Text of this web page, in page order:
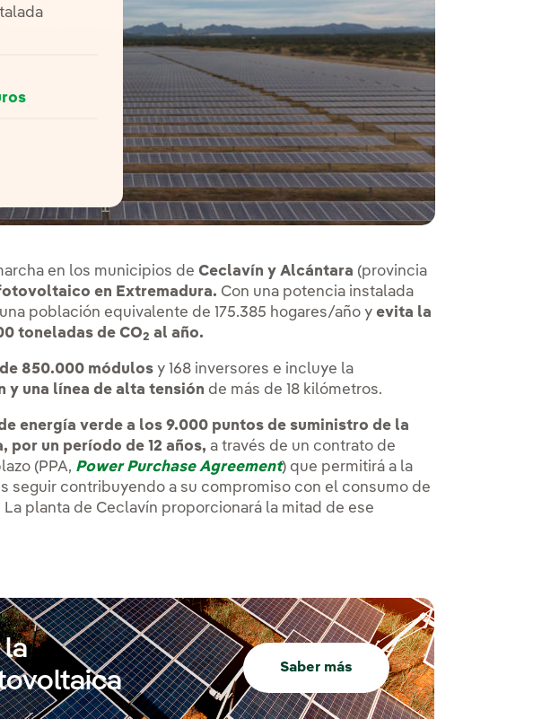
de energía
en los municipios de Ceclavín y Alcántara (provincia
en Extremadura. Con una potencia instalada
población equivalente de 175.385 hogares/año yevita la
toneladas de CO2 al año.
850.000 módulos y 168 inversores e incluye la
y una línea de alta tensión de más de 18 kilómetros.
energía verde a los 9.000 puntos de suministro de la
por un período de 12 años, a través de un contrato de
(PPA, Power Purchase Agreement) que permitirá a la
seguir contribuyendo a su compromiso con el consumo de
planta de Ceclavín proporcionará la mitad de ese
la
Saber más